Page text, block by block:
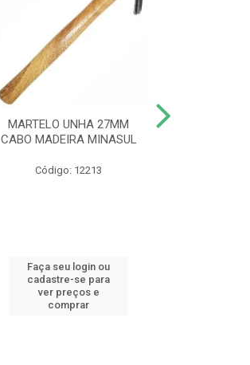
MARTELO UNHA 27MM
CABO MADEIRA MINASUL
Código: 12213
Faça seu login ou
cadastre-se para
ver preços e
comprar